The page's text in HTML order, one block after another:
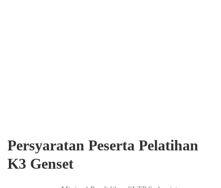
Persyaratan Peserta Pelatihan
K3 Genset